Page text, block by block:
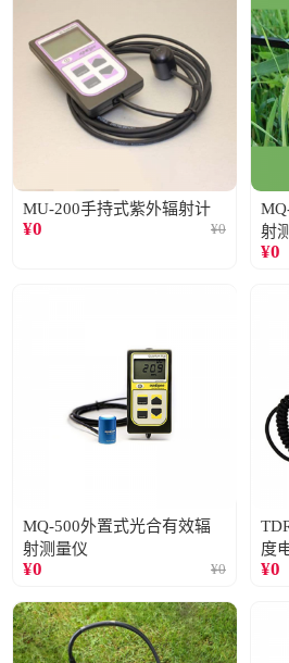
MU-200手持式紫外辐射计
¥0 ¥0
射
¥0
MQ-500外置式光合有效辐
射测量仪
¥0 ¥0
度
¥0